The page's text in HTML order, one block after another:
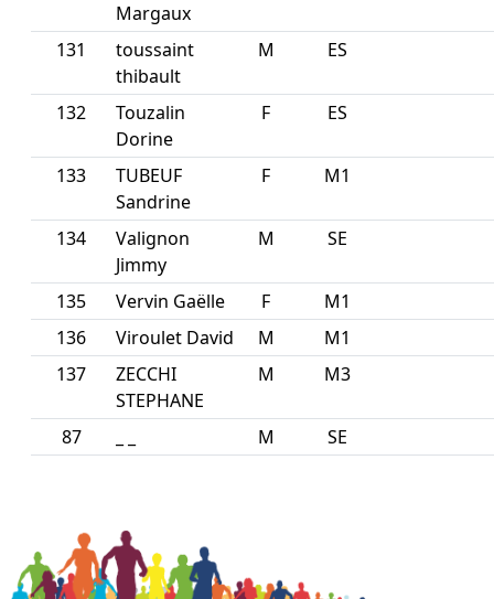
Margaux
131
toussaint
thibault
M ES
132
Touzalin
Dorine
F ES
133
TUBEUF
Sandrine
F M1
134
Valignon
Jimmy
M SE
135 Vervin Gaëlle F
M1
136
Viroulet David M
M1
137
ZECCHI
STEPHANE
M M3
87 M SE